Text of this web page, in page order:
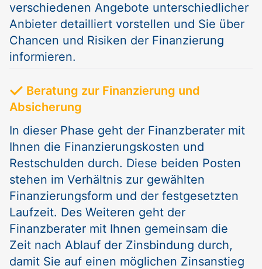
verschiedenen Angebote unterschiedlicher
Anbieter detailliert vorstellen und Sie über
Chancen und Risiken der Finanzierung
informieren.
Beratung zur Finanzierung und
Absicherung
In dieser Phase geht der Finanzberater mit
Ihnen die Finanzierungskosten und
Restschulden durch. Diese beiden Posten
stehen im Verhältnis zur gewählten
Finanzierungsform und der festgesetzten
Laufzeit. Des Weiteren geht der
Finanzberater mit Ihnen gemeinsam die
Zeit nach Ablauf der Zinsbindung durch,
damit Sie auf einen möglichen Zinsanstieg